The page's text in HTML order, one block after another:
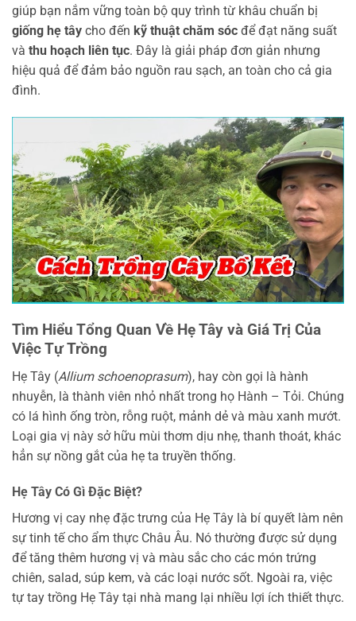
giúp bạn nắm vững toàn bộ quy trình từ khâu chuẩn bị
giống hẹ tây cho đến kỹ thuật chăm sóc để đạt năng suất
và thu hoạch liên tục. Đây là giải pháp đơn giản nhưng
hiệu quả để đảm bảo nguồn rau sạch, an toàn cho cả gia
đình.
Tìm Hiểu Tổng Quan Về Hẹ Tây và Giá Trị Của
Việc Tự Trồng
Hẹ Tây (Allium schoenoprasum), hay còn gọi là hành
nhuyễn, là thành viên nhỏ nhất trong họ Hành – Tỏi. Chúng
có lá hình ống tròn, rỗng ruột, mảnh dẻ và màu xanh mướt.
Loại gia vị này sở hữu mùi thơm dịu nhẹ, thanh thoát, khác
hẳn sự nồng gắt của hẹ ta truyền thống.
Hẹ Tây Có Gì Đặc Biệt?
Hương vị cay nhẹ đặc trưng của Hẹ Tây là bí quyết làm nên
sự tinh tế cho ẩm thực Châu Âu. Nó thường được sử dụng
để tăng thêm hương vị và màu sắc cho các món trứng
chiên, salad, súp kem, và các loại nước sốt. Ngoài ra, việc
tự tay trồng Hẹ Tây tại nhà mang lại nhiều lợi ích thiết thực.